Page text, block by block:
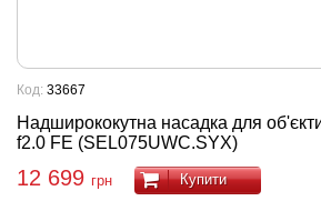
Надширококутна насадка для
f2.0 FE (SEL075UWC.SYX)
Код: 33667
12 699 грн Купити